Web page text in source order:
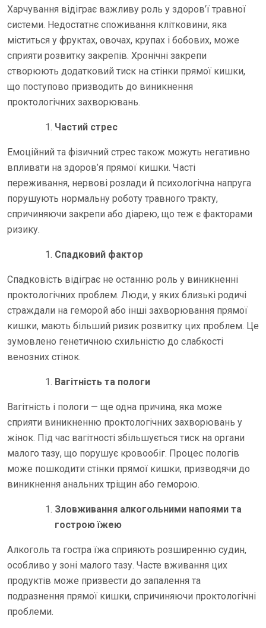
Харчування відіграє важливу роль у здоров’ї травної
системи. Недостатнє споживання клітковини, яка
міститься у фруктах, овочах, крупах і бобових, може
сприяти розвитку закрепів. Хронічні закрепи
створюють додатковий тиск на стінки прямої кишки,
що поступово призводить до виникнення
проктологічних захворювань.
Частий стрес
Емоційний та фізичний стрес також можуть негативно
впливати на здоров’я прямої кишки. Часті
переживання, нервові розлади й психологічна напруга
порушують нормальну роботу травного тракту,
спричиняючи закрепи або діарею, що теж є факторами
ризику.
Спадковий фактор
Спадковість відіграє не останню роль у виникненні
проктологічних проблем. Люди, у яких близькі родичі
страждали на геморой або інші захворювання прямої
кишки, мають більший ризик розвитку цих проблем. Це
зумовлено генетичною схильністю до слабкості
венозних стінок.
Вагітність та пологи
Вагітність і пологи — ще одна причина, яка може
сприяти виникненню проктологічних захворювань у
жінок. Під час вагітності збільшується тиск на органи
малого тазу, що порушує кровообіг. Процес пологів
може пошкодити стінки прямої кишки, призводячи до
виникнення анальних тріщин або геморою.
Зловживання алкогольними напоями та
гострою їжею
Алкоголь та гостра їжа сприяють розширенню судин,
особливо у зоні малого тазу. Часте вживання цих
продуктів може призвести до запалення та
подразнення прямої кишки, спричиняючи проктологічні
проблеми.